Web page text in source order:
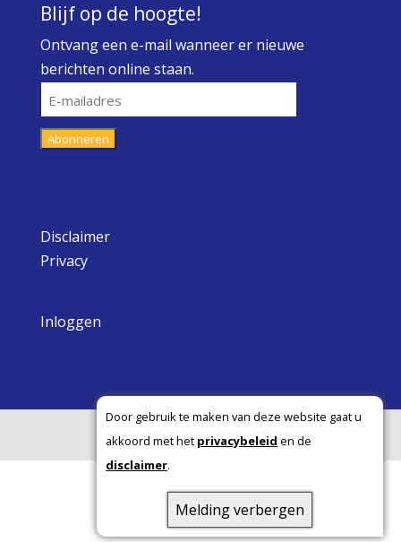
Door gebruik te maken van deze website gaat u
akkoord met het privacybeleid en de
disclaimer.
Melding verbergen
Blijf op de hoogte!
Ontvang een e-mail wanneer er nieuwe
berichten online staan.
E-
mailadres
Abonneren
Disclaimer
Privacy
Inloggen
Copyright ©